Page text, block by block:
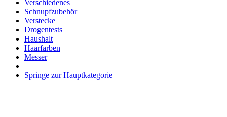
Verschiedenes
Schnupfzubehör
Verstecke
Drogentests
Haushalt
Haarfarben
Messer
Springe zur Hauptkategorie